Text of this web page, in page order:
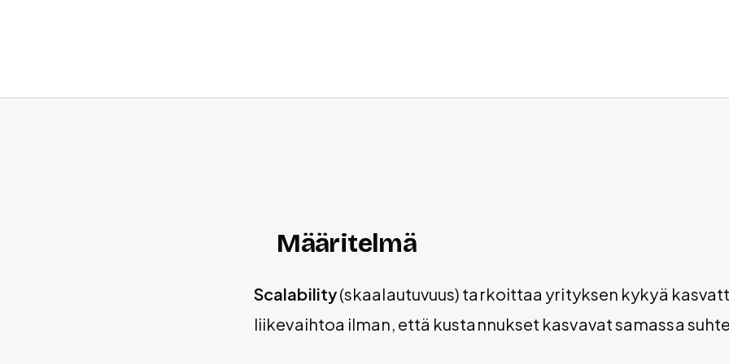
Määritelmä
Scalability(skaalautuvuus) tarkoittaa yrityksen kykyä
liikevaihtoa ilman, että kustannukset kasvavat samassa